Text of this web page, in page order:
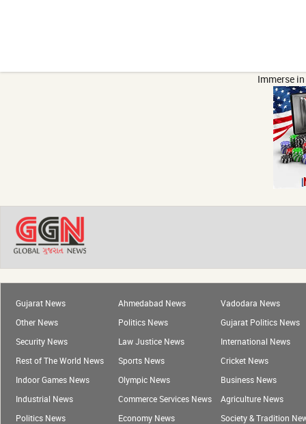
Immerse
Gujarat News Ahmedabad News
Vadodara News
Other News
Politics News
Gujarat Politics News
Security News
Law Justice News
International News
Rest of The World News
Sports News
Cricket News
Indoor Games News
Olympic News
Business News
Industrial News
Commerce Services News
Agriculture News
Politics News
Economy News
Society & Tradition